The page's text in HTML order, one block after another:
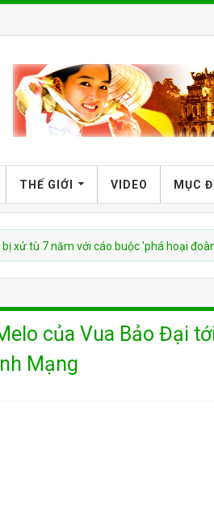
THẾ GIỚI VIDEO MỤC
năm với cáo buộc 'phá hoại đoàn kết
của Vua Bảo Đại
Mạng